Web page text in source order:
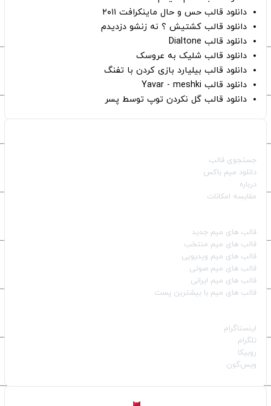
دانلود قالب حس و حال ماینکرافت ۲۰۱۱
دانلود قالب کشتیش ؟ نه زنشو دزدیدم
دانلود قالب Dialtone
دانلود قالب شلیک به عروسک
دانلود قالب بیلیارد بازی کردن با تفنگ
دانلود قالب Yavar - meshki
دانلود قالب گل نکردن توپ توسط پسر
جستجوی قالب
دانلود میم باکس
درباره
مقایسه امکانات
قالب‌ های میم جدید
قالب‌ های میم منتخب
قالب‌ های میم ویدیویی
قالب‌ های میم صوتی
قالب‌ های میم ایرانی
قالب‌ های میم با بیشترین پست
اینستاگرام
تلگرام
روبیکا
ویس‌گون